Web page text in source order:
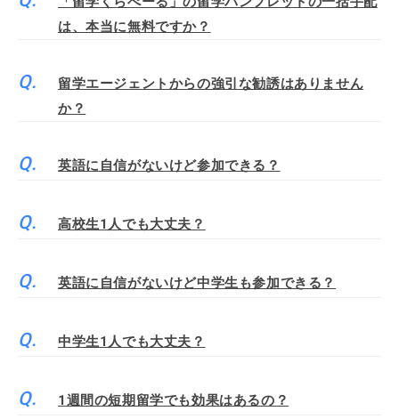
は、本当に無料ですか？
留学エージェントからの強引な勧誘はありません
か？
英語に自信がないけど参加できる？
高校生1人でも大丈夫？
英語に自信がないけど中学生も参加できる？
中学生1人でも大丈夫？
1週間の短期留学でも効果はあるの？